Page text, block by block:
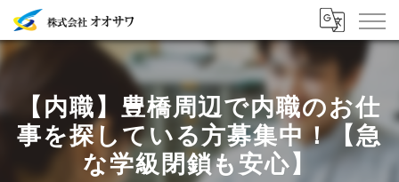
【内職】豊橋周辺で内職のお仕
事を探している方募集中！【急
な学級閉鎖も安心】